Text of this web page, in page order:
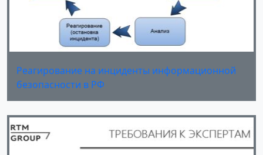
Реагирование на инциденты информационной
безопасности в РФ